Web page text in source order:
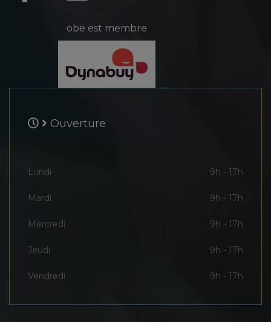
obe est membre
Ouverture
Lundi 9h - 17h
Mardi 9h - 17h
Mercredi 9h - 17h
Jeudi 9h - 17h
Vendredi 9h - 17h